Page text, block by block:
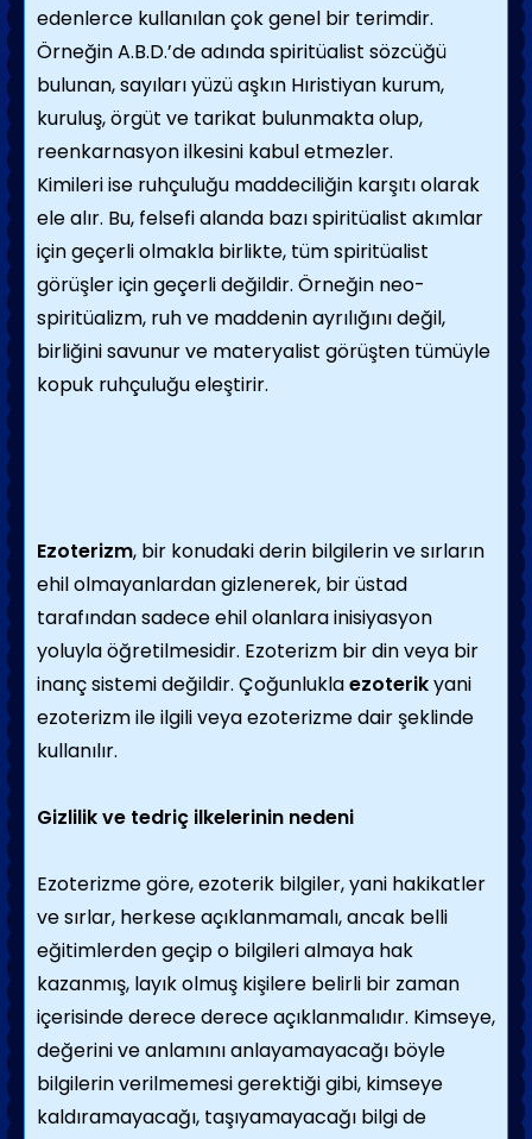
edenlerce kullanılan çok genel bir terimdir.
Örneğin A.B.D.’de adında spiritüalist sözcüğü
bulunan, sayıları yüzü aşkın Hıristiyan kurum,
kuruluş, örgüt ve tarikat bulunmakta olup,
reenkarnasyon ilkesini kabul etmezler.
Kimileri ise ruhçuluğu maddeciliğin karşıtı olarak
ele alır. Bu, felsefi alanda bazı spiritüalist akımlar
için geçerli olmakla birlikte, tüm spiritüalist
görüşler için geçerli değildir. Örneğin neo-
spiritüalizm, ruh ve maddenin ayrılığını değil,
birliğini savunur ve materyalist görüşten tümüyle
kopuk ruhçuluğu eleştirir.
Ezoterizm, bir konudaki derin bilgilerin ve sırların
ehil olmayanlardan gizlenerek, bir üstad
tarafından sadece ehil olanlara inisiyasyon
yoluyla öğretilmesidir. Ezoterizm bir din veya bir
inanç sistemi değildir. Çoğunluklaezoterikyani
ezoterizm ile ilgili veya ezoterizme dair şeklinde
kullanılır.
Gizlilik ve tedriç ilkelerinin nedeni
Ezoterizme göre, ezoterik bilgiler, yani hakikatler
ve sırlar, herkese açıklanmamalı, ancak belli
eğitimlerden geçip o bilgileri almaya hak
kazanmış, layık olmuş kişilere belirli bir zaman
içerisinde derece derece açıklanmalıdır. Kimseye,
değerini ve anlamını anlayamayacağı böyle
bilgilerin verilmemesi gerektiği gibi, kimseye
kaldıramayacağı, taşıyamayacağı bilgi de